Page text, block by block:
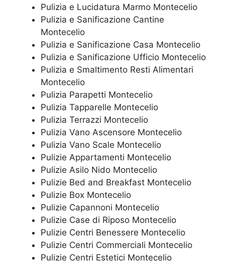
Pulizia e Lucidatura Marmo Montecelio
Pulizia e Sanificazione Cantine
Montecelio
Pulizia e Sanificazione Casa Montecelio
Pulizia e Sanificazione Ufficio Montecelio
Pulizia e Smaltimento Resti Alimentari
Montecelio
Pulizia Parapetti Montecelio
Pulizia Tapparelle Montecelio
Pulizia Terrazzi Montecelio
Pulizia Vano Ascensore Montecelio
Pulizia Vano Scale Montecelio
Pulizie Appartamenti Montecelio
Pulizie Asilo Nido Montecelio
Pulizie Bed and Breakfast Montecelio
Pulizie Box Montecelio
Pulizie Capannoni Montecelio
Pulizie Case di Riposo Montecelio
Pulizie Centri Benessere Montecelio
Pulizie Centri Commerciali Montecelio
Pulizie Centri Estetici Montecelio